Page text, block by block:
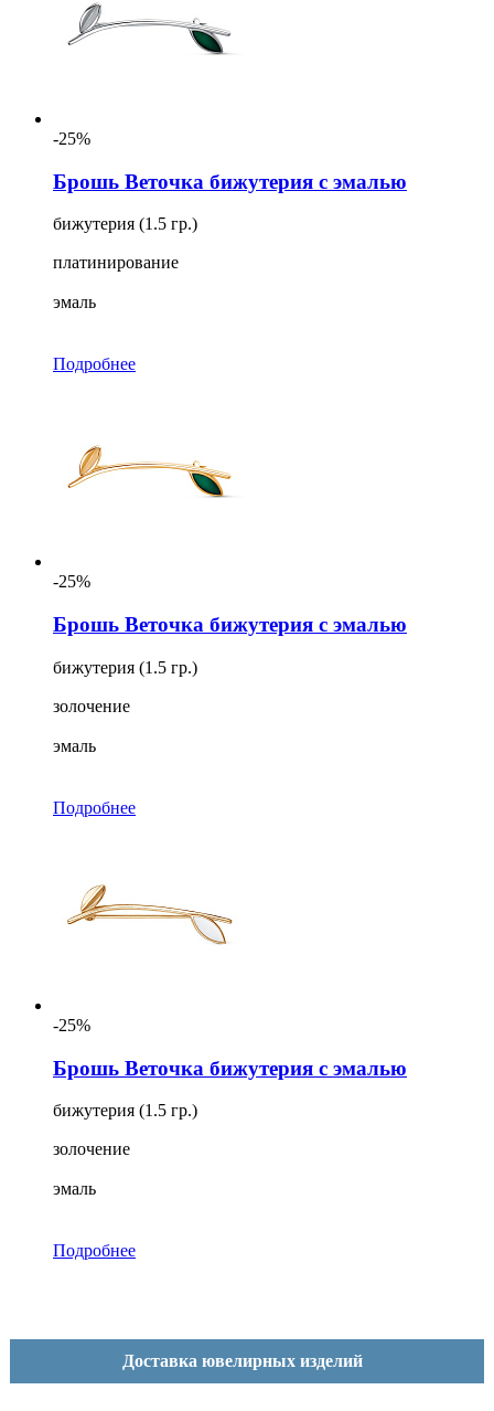
-25%
Брошь Веточка бижутерия с эмалью
бижутерия (1.5 гр.)
платинирование
эмаль
Подробнее
-25%
Брошь Веточка бижутерия с эмалью
бижутерия (1.5 гр.)
золочение
эмаль
Подробнее
-25%
Брошь Веточка бижутерия с эмалью
бижутерия (1.5 гр.)
золочение
эмаль
Подробнее
Доставка ювелирных изделий